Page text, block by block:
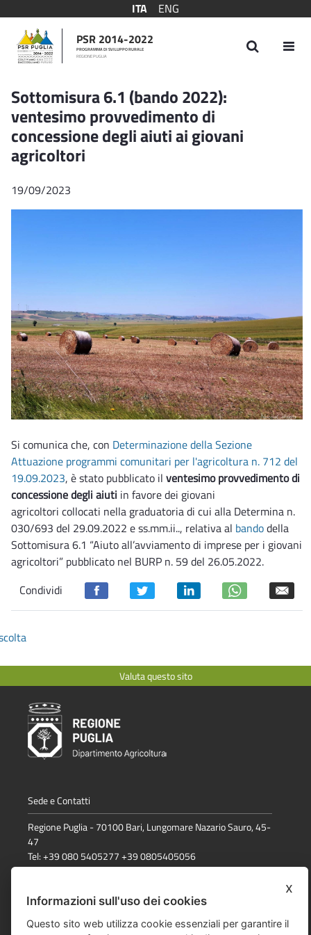
ITA
ENG
PSR 2014-2022
PROGRAMMA DI SVILUPPO RURALE
REGIONE PUGLIA
Sottomisura 6.1 (bando 2022):
Sottomisura 6.1 (bando 2022):
ventesimo provvedimento di
concessione degli aiuti ai giovani
agricoltori
19/09/2023
Si comunica che, con Determinazione della Sezione
Attuazione programmi comunitari per l'agricoltura n. 712 del
19.09.2023, è stato pubblicato il ventesimo provvedimento di
concessione degli aiuti in favore dei giovani
agricoltori collocati nella graduatoria di cui alla Determina n.
030/693 del 29.09.2022 e ss.mm.ii.., relativa al bandodella
Sottomisura 6.1 “Aiuto all’avviamento di imprese per i giovani
agricoltori” pubblicato nel BURP n. 59 del 26.05.2022.
Condividi
Valuta questo sito
Sede e Contatti
Regione Puglia - 70100 Bari, Lungomare Nazario Sauro, 45-
47
Tel: +39 080 5405277 +39 0805405056
email:comunicazione.psr@regione.puglia.it
Dichiarazione di accessibilità
x
Informazioni sull'uso dei cookies
Questo sito web utilizza cookie essenziali per garantire il